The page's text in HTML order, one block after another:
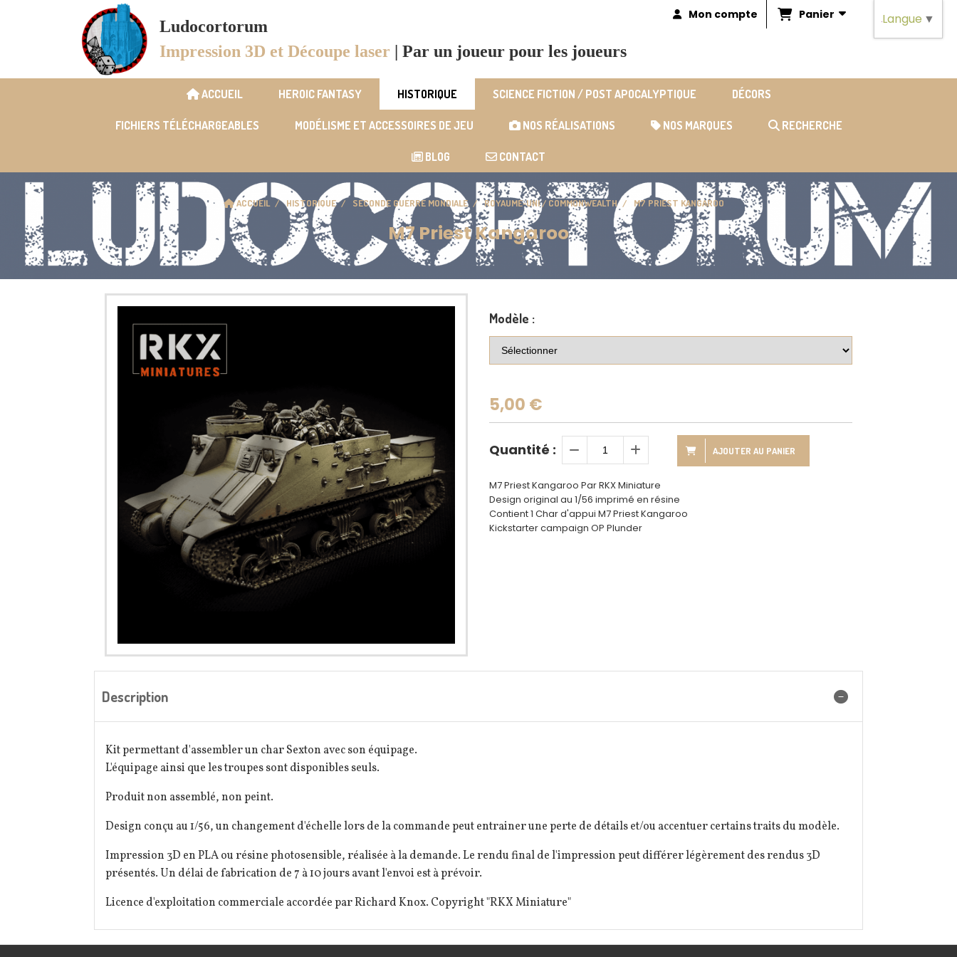
Ludocortorum
Impression 3D et Découpe laser | Par un joueur pour les joueurs
Mon compte Panier
ACCUEIL HEROIC FANTASY HISTORIQUE SCIENCE FICTION / POST APOCALYPTIQUE DÉCORS
FICHIERS TÉLÉCHARGEABLES MODÉLISME ET ACCESSOIRES DE JEU NOS RÉALISATIONS NOS MARQUES RECHERCHE
BLOG CONTACT
ACCUEIL HISTORIQUE SECONDE GUERRE MONDIALE ROYAUME-UNI / COMMONWEALTH M7 PRIEST KANGAROO
M7 Priest Kangaroo
Modèle :
5,00 €
Quantité : AJOUTER AU PANIER
M7 Priest Kangaroo Par RKX Miniature
Design original au 1/56 imprimé en résine
Contient 1 Char d'appui M7 Priest Kangaroo
Kickstarter campaign OP Plunder
Description
Kit permettant d'assembler un char Sexton avec son équipage.
L'équipage ainsi que les troupes sont disponibles seuls.
Produit non assemblé, non peint.
Design conçu au 1/56, un changement d'échelle lors de la commande peut entrainer une perte de détails et/ou accentuer certains traits du modèle.
Impression 3D en PLA ou résine photosensible, réalisée à la demande. Le rendu final de l'impression peut différer légèrement des rendus 3D
présentés. Un délai de fabrication de 7 à 10 jours avant l'envoi est à prévoir.
Licence d'exploitation commerciale accordée par Richard Knox. Copyright "RKX Miniature"
Langue ▼
Panneau de gestion des cookies